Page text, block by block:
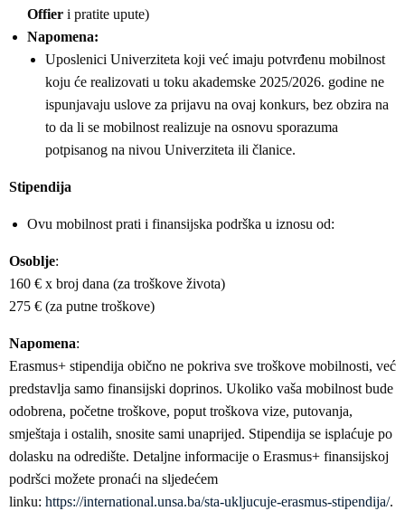
Offier i pratite upute)
Napomena:
Uposlenici Univerziteta koji već imaju potvrđenu mobilnost
koju će realizovati u toku akademske 2025/2026. godine ne
ispunjavaju uslove za prijavu na ovaj konkurs, bez obzira na
to da li se mobilnost realizuje na osnovu sporazuma
potpisanog na nivou Univerziteta ili članice.
Stipendija
Ovu mobilnost prati i finansijska podrška u iznosu od:
Osoblje:
160 € x broj dana (za troškove života)
275 € (za putne troškove)
Napomena:
Erasmus+ stipendija obično ne pokriva sve troškove mobilnosti, već
predstavlja samo finansijski doprinos. Ukoliko vaša mobilnost bude
odobrena, početne troškove, poput troškova vize, putovanja,
smještaja i ostalih, snosite sami unaprijed. Stipendija se isplaćuje po
dolasku na odredište. Detaljne informacije o Erasmus+ finansijskoj
podršci možete pronaći na sljedećem
linku: https://international.unsa.ba/sta-ukljucuje-erasmus-stipendija/.